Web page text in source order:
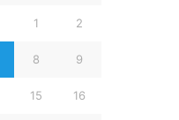
1 2
8 9
15 16